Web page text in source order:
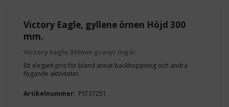
Victory Eagle, gyllene örnen Höjd 300
mm.
Victory Eagle 300mm gravyr ingår
Ett elegant pris för bland annat backhoppning och andra
flygande aktiviteter.
Artikelnummer: PST37251